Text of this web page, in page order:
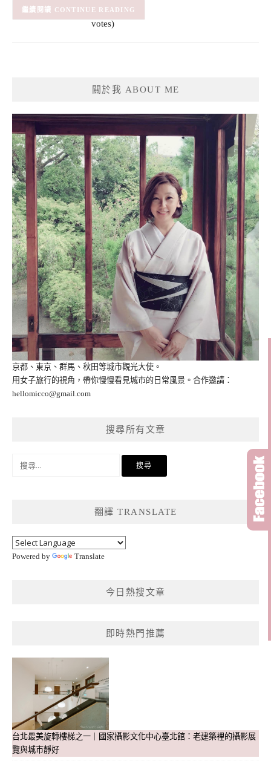
– (3
votes)
(3) CONTINUE READING
關於我 ABOUT ME
京都、東京、群馬、秋田等城市觀光大使。
用女子旅行的視角，帶你慢慢看見城市的日常風景。合作邀請：
hellomicco@gmail.com
搜尋所有文章
翻譯 TRANSLATE
Powered by Translate
今日熱搜文章
即時熱門推薦
台北最美旋轉樓梯之一｜國家攝影文化中心臺北館：老建築裡的攝影展
覽與城市靜好